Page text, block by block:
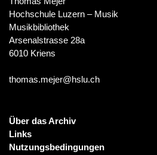
Hochschule Luzern – Musik
Musikbibliothek
Arsenalstrasse 28a
6010 Kriens
thomas.mejer@hslu.ch
Über das Archiv
Links
Nutzungsbedingungen